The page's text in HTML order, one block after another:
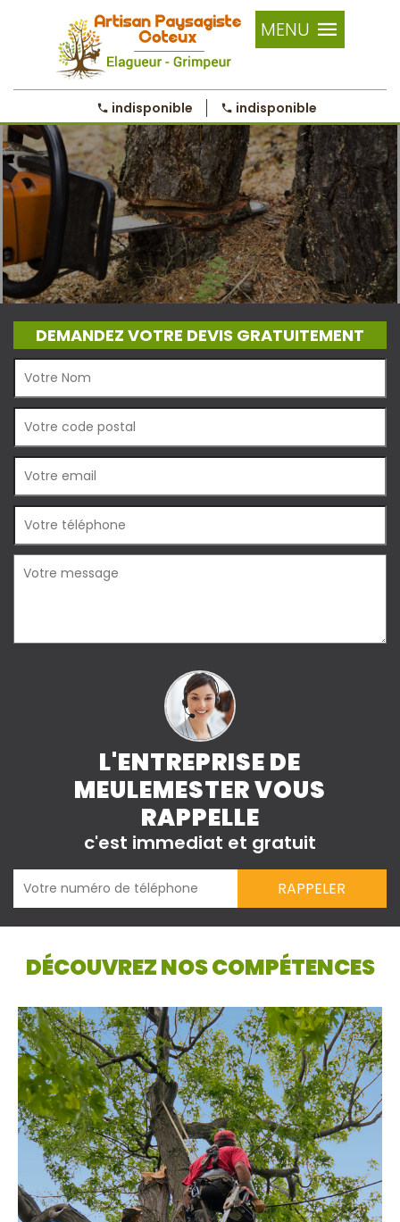
MENU
indisponible indisponible
DEMANDEZ VOTRE DEVIS GRATUITEMENT
L'ENTREPRISE DE
MEULEMESTER VOUS
RAPPELLE
c'est immediat et gratuit
DÉCOUVREZ NOS COMPÉTENCES